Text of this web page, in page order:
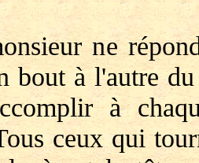
ne
bout à l'autre
à
ceux qui